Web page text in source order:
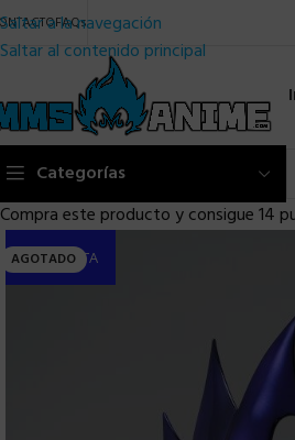
Saltar a la navegación
Saltar al contenido principal
FAQs
Categorías
Compra este producto y consigue 14
AGOTADO
PRE-VENTA